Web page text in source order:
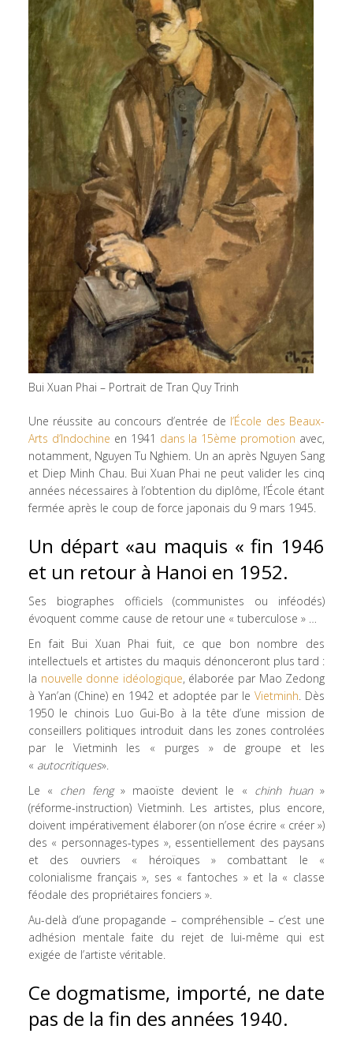
Bui Xuan Phai – Portrait de Tran Quy Trinh
Une réussite au concours d’entrée de l’École des Beaux-
Arts d’Indochine en 1941 dans la 15ème promotion avec,
notamment, Nguyen Tu Nghiem. Un an après Nguyen Sang
et Diep Minh Chau. Bui Xuan Phai ne peut valider les cinq
années nécessaires à l’obtention du diplôme, l’École étant
fermée après le coup de force japonais du 9 mars 1945.
Un départ «au maquis « fin 1946
et un retour à Hanoi en 1952.
Ses biographes officiels (communistes ou inféodés)
évoquent comme cause de retour une « tuberculose » …
En fait Bui Xuan Phai fuit, ce que bon nombre des
intellectuels et artistes du maquis dénonceront plus tard :
la nouvelle donne idéologique, élaborée par Mao Zedong
à Yan’an (Chine) en 1942 et adoptée par le Vietminh. Dès
1950 le chinois Luo Gui-Bo à la tête d’une mission de
conseillers politiques introduit dans les zones controlées
par le Vietminh les « purges » de groupe et les
« autocritiques».
Le « chen feng» maoïste devient le « chinh huan»
(réforme-instruction) Vietminh. Les artistes, plus encore,
doivent impérativement élaborer (on n’ose écrire « créer »)
des « personnages-types », essentiellement des paysans
et des ouvriers « héroïques » combattant le «
colonialisme français », ses « fantoches » et la « classe
féodale des propriétaires fonciers ».
Au-delà d’une propagande – compréhensible – c’est une
adhésion mentale faite du rejet de lui-même qui est
exigée de l’artiste véritable.
Ce dogmatisme, importé, ne date
pas de la fin des années 1940.